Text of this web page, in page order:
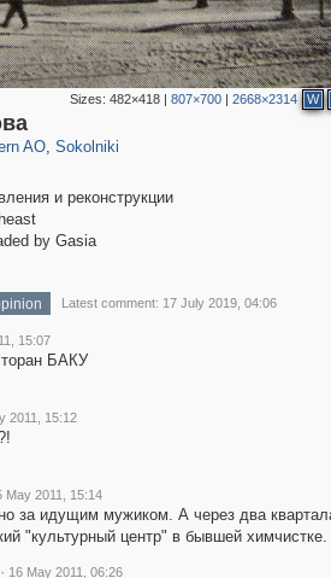
Sizes: 482×418| 807×700| 2668×2314 W
AO, Sokolniki
5,622
и реконструкции
by Gasia
Latest comment: 17 July 2019, 04:06
15:07
БАКУ
2011, 15:12
May 2011, 15:14
за идущим мужиком. А через два
"культурный центр" в бывшей химчистке.
· 16 May 2011, 06:26